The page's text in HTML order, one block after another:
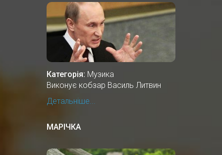
Категорія: Музика
Виконує кобзар Василь Литвин
Детальніше...
МАРІЧКА